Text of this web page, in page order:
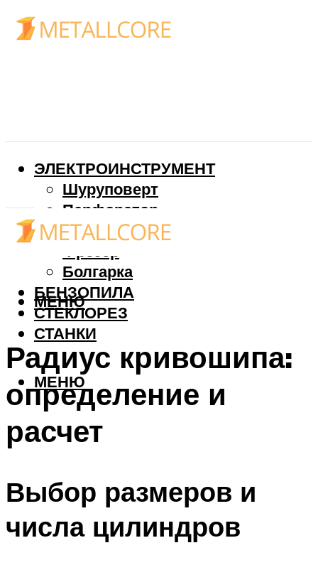
ЭЛЕКТРОИНСТРУМЕНТ
Шуруповерт
Перфоратор
Дрель
Фрезер
Болгарка
БЕНЗОПИЛА
СТЕКЛОРЕЗ
СТАНКИ
МЕНЮ
МЕНЮ
Радиус кривошипа:
определение и
расчет
Выбор размеров и
числа цилиндров